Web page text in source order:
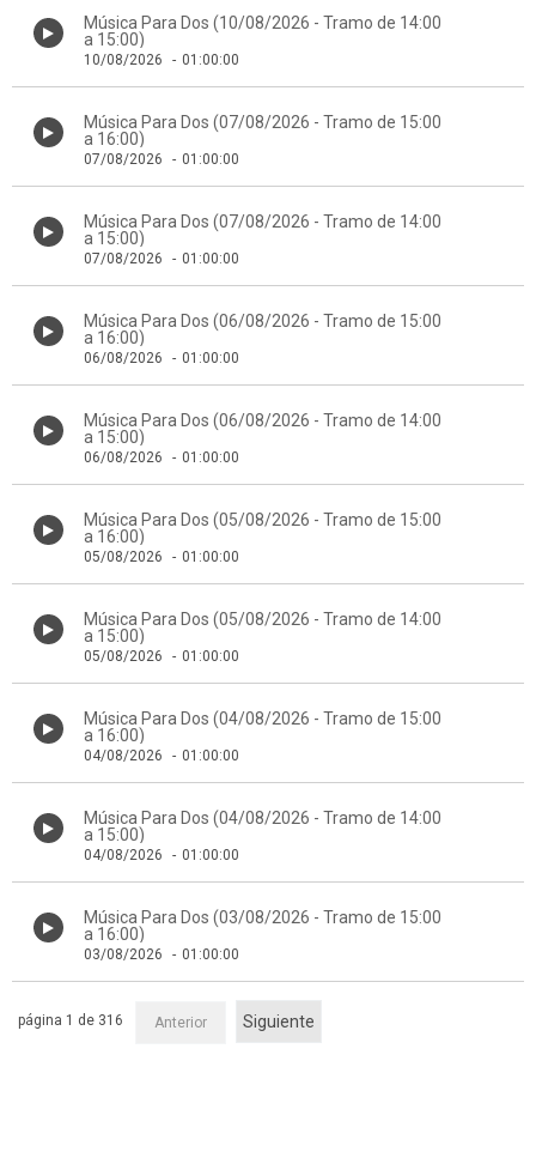
Música Para Dos (10/08/2026 - Tramo de 14:00
a 15:00)
10/08/2026 - 01:00:00
Música Para Dos (07/08/2026 - Tramo de 15:00
a 16:00)
07/08/2026 - 01:00:00
Música Para Dos (07/08/2026 - Tramo de 14:00
a 15:00)
07/08/2026 - 01:00:00
Música Para Dos (06/08/2026 - Tramo de 15:00
a 16:00)
06/08/2026 - 01:00:00
Música Para Dos (06/08/2026 - Tramo de 14:00
a 15:00)
06/08/2026 - 01:00:00
Música Para Dos (05/08/2026 - Tramo de 15:00
a 16:00)
05/08/2026 - 01:00:00
Música Para Dos (05/08/2026 - Tramo de 14:00
a 15:00)
05/08/2026 - 01:00:00
Música Para Dos (04/08/2026 - Tramo de 15:00
a 16:00)
04/08/2026 - 01:00:00
Música Para Dos (04/08/2026 - Tramo de 14:00
a 15:00)
04/08/2026 - 01:00:00
Música Para Dos (03/08/2026 - Tramo de 15:00
a 16:00)
03/08/2026 - 01:00:00
Anterior Siguiente
página 1 de 316